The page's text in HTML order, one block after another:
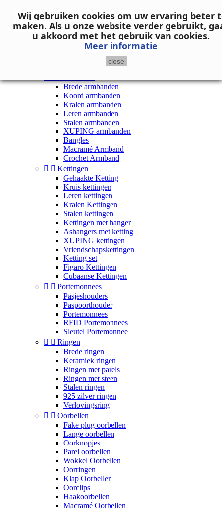
Inloggen
shopping_cart Winkelwagen (0)
Brede armbanden
Koord armbanden
Kralen armbanden
Leren armbanden
Stalen armbanden
XUPING armbanden
Bangles
Macramé Armband
Crochet Armband
  Kettingen
Gehaakte Ketting
Kruis kettingen
Leren kettingen
Kralen Kettingen
Stalen kettingen
Kettingen met hanger
Ashangers met ketting
XUPING kettingen
Vriendschapskettingen
Ketting set
Figaro Kettingen
Cubaanse Kettingen
  Portemonnees
Pasjeshouders
Paspoorthouder
Portemonnees
RFID Portemonnees
Sleutel Portemonnee
  Ringen
Brede ringen
Keramiek ringen
Ringen met parels
Ringen met steen
Stalen ringen
925 zilver ringen
Verlovingsring
  Oorbellen
Fake plug oorbellen
Lange oorbellen
Oorknopjes
Parel oorbellen
Wokkel Oorbellen
Oorringen
Klap Oorbellen
Oorclips
Haakoorbellen
Macramé Oorbellen
Wij gebruiken cookies om uw ervaring beter
maken. Als u onze website verder gebruikt,
u akkoord met het gebruik van cookies.
Meer informatie
close